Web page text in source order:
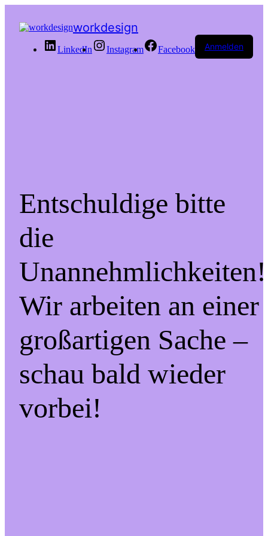
workdesign
LinkedIn Instagram Facebook Anmelden
Entschuldige bitte
die
Unannehmlichkeiten!
Wir arbeiten an einer
großartigen Sache –
schau bald wieder
vorbei!